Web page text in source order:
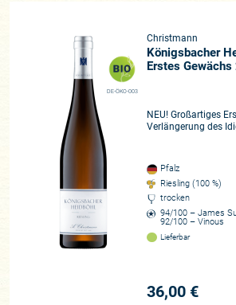
21 HEKTAR EINDRUCKSVOLLES TERROIR
Was hier behutsam erneuert wird, steht
festem Boden. So besitzt die Familie 21
Terroir an der Mittelhardt. In
Meerspinne im Mandelgarten
Löss), Biengarten (Buntsandstein mit
Lösslehm als Einlagerung) und
auf massivem Kalk), in Königsbach der
Oberboden aus Kalk, Ton und
oberhalb am Wald, den Ölberg-Hardt, in
Lagen Reiterpfad, Spiess und
bereichert aus Neustadt der Vogelsang
Lagenportfolio der Christmanns. Seit
kein dem Zeitgeist geschuldetesvirtue
DE-ÖKO-003
Christmann
Königsbacher
Erstes
NEU! Großartiges
Verlängerung des
Pfalz
Riesling (100 %)
trocken
94/100 – James
92/100 – Vinous
Lieferbar
36,00 €